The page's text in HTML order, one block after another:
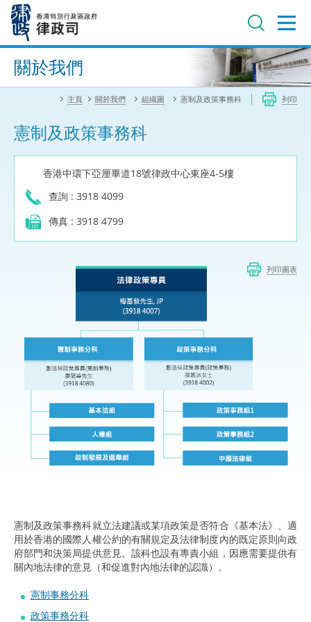
內
進階搜尋
關於我們
主頁 關於我們 組織圖 憲制及政策事務科 列印
憲制及政策事務科
香港中環下亞厘畢道18號律政中心東座4-5樓
查詢 : 3918 4099
傳真 : 3918 4799
列印圖表
憲制及政策事務科就立法建議或某項政策是否符合《基本法》、適
用於香港的國際人權公約的有關規定及法律制度內的既定原則向政
府部門和決策局提供意見。該科也設有專責小組，因應需要提供有
關內地法律的意見（和促進對內地法律的認識）。
憲制事務分科
政策事務分科